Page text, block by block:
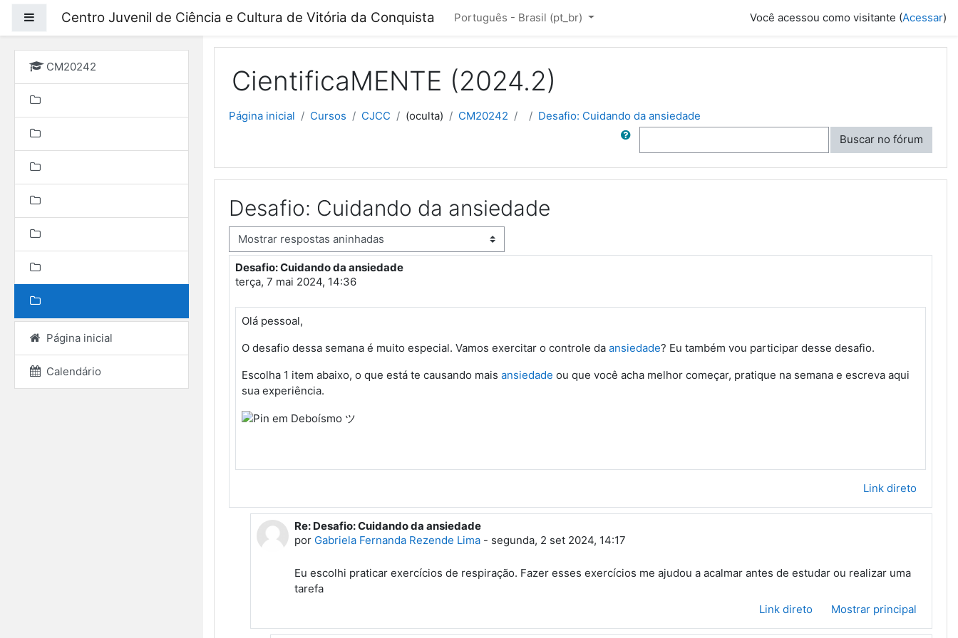
Painel lateral
Centro Juvenil de Ciência e Cultura de Vitória da Conquista Português - Brasil ‎(pt_br)‎ Você acessou como visitante (Acessar)
CM20242
Página inicial
Calendário
CientificaMENTE (2024.2)
Página inicial Cursos CJCC (oculta) CM20242 Desafio: Cuidando da ansiedade
Buscar no fórum
Desafio: Cuidando da ansiedade
Modo de visualização
Desafio: Cuidando da ansiedade
terça, 7 mai 2024, 14:36
Número de respostas: 2
Olá pessoal,
O desafio dessa semana é muito especial. Vamos exercitar o controle da ansiedade? Eu também vou participar desse desafio.
Escolha 1 item abaixo, o que está te causando mais ansiedade ou que você acha melhor começar, pratique na semana e escreva aqui
sua experiência.
Link direto
Em resposta à Primeiro post
Re: Desafio: Cuidando da ansiedade
por Gabriela Fernanda Rezende Lima- segunda, 2 set 2024, 14:17
Eu escolhi praticar exercícios de respiração. Fazer esses exercícios me ajudou a acalmar antes de estudar ou realizar uma
tarefa
Link direto
Mostrar principal